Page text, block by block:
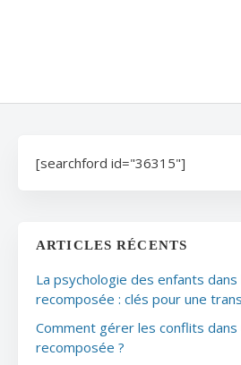
[searchford id="36315"]
ARTICLES RÉCENTS
La psychologie des enfants dans
recomposée : clés pour une
Comment gérer les conflits dans
recomposée ?